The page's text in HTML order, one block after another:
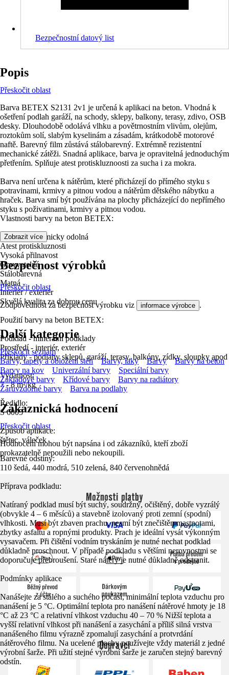
Bezpečnostní datový list
Popis
Přeskočit oblast
Barva BETEX S2131 2v1 je určená k aplikaci na beton. Vhodná k
ošetření podlah garáží, na schody, sklepy, balkony, terasy, zdivo, OSB
desky. Dlouhodobě odolává vlhku a povětrnostním vlivům, olejům,
roztokům solí, slabým kyselinám a zásadám, krátkodobě motorové
naftě. Barevný film zůstává stálobarevný. Extrémně rezistentní
mechanické zátěži. Snadná aplikace, barva je opravitelná jednoduchým
přetřením. Splňuje atest protiskluznoosti za sucha i za mokra.
Barva není určena k nátěrům, které přicházejí do přímého styku s
potravinami, krmivy a pitnou vodou a nátěrům dětského nábytku a
hraček. Barva smí být používána na plochy přicházející do nepřímého
styku s poživatinami, krmivy a pitnou vodou.
Vlastnosti barvy na beton BETEX:
Extrémně chemicky odolná
Atest protiskluznosti
Vysoká přilnavost
Omyvatelná
Stálobarevná
Matná
Interiér / exteriér
Skvělá kvalita za dobrou cenu
Použití barvy na beton BETEX:
Podklad - minerální podklady
Prostředí - interiér, exteriér
Příklady - podlahy sklepů, garáží, terasy, balkóny, zídky, sloupky apod
Vydatnost:
7 - 8 m²/kg
Ředidlo:
S 6005
Způsob aplikace:
štětec, váleček
Barevné odstíny:
110 šedá, 440 modrá, 510 zelená, 840 červenohnědá
Příprava podkladu:
Natíraný podklad musí být suchý, soudržný, očištěný, dobře vyzrálý
(obvykle 4 – 6 měsíců) a stavebně izolovaný proti zemní (spodní)
vlhkosti. Musí být zbaven prachu, nesmí být znečištěn mastnotami,
zbytky asfaltu a ropnými produkty. Prach je ideální vysát výkonným
vysavačem. Při čištění vodním tryskáním je nutné nechat podklad
důkladně proschnout. V případě podkladu s většími nerovnostmi se
doporučuje přebroušení. Staré nátěry je nutné důkladně odstranit.
Podmínky aplikace
Nanášejte za stálého a suchého počasí, minimální teplota vzduchu pro
nanášení je 5 °C. Optimální teplota pro nanášení nátěrové hmoty je 18
°C až 23 °C a relativní vlhkost vzduchu 40 – 70 % Nižší teplota a
vyšší relativní vlhkost při nanášení a zasychání a příliš silná vrstva
nanášeného filmu výrazně zpomalují zasychání a protvrdání
nátěrového filmu. Na ucelené plochy používejte vždy materiál z jedné
výrobní šarže. Při užití stejné výrobní šarže je zaručen stejný barevný
odstín.
Zobrazit více
Bezpečnost výrobků
Přeskočit oblast
Zodpovědnost za bezpečnost výrobku viz informace výrobce .
Další kategorie
Přeskočit seznam
Barvy, tapety a obložení stěn
Barvy, laky Barvy
Barvy na beton
Barvy na kov
Univerzální barvy
Speciální barvy
Základové barvy
Křídové barvy
Barvy na radiátory
Žáruvzdorné barvy
Barva na podlahy
Zákaznická hodnocení
Přeskočit oblast
Hodnocení mohou být napsána i od zákazníků, kteří zboží
prokazatelně nepoužili nebo nekoupili.
Možnosti platby
Dopravci